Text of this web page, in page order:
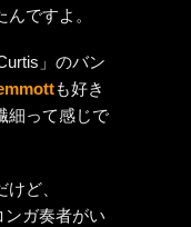
ですよ。
」のバン
も好き
細って感じで
ど、
ンガ奏者がい